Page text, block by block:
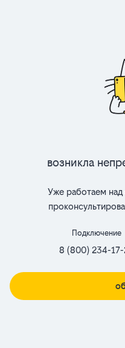
Возникла
Уже работаем над
Подключение
8 (800) 234-17-